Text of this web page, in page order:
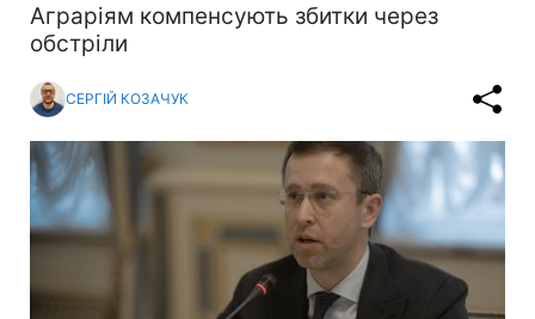
Аграріям компенсують збитки через
обстріли
СЕРГІЙ КОЗАЧУК